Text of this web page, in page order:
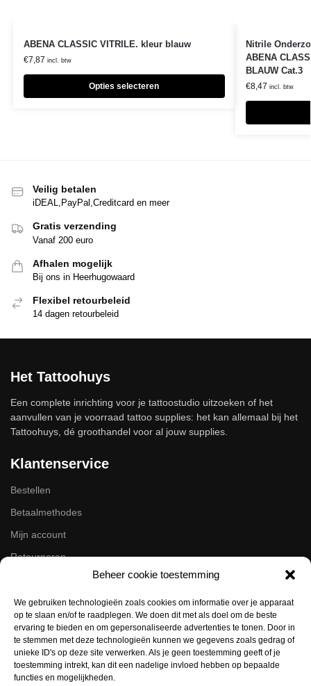
Beheer cookie toestemming
We gebruiken technologieën zoals cookies om informatie over je apparaat
op te slaan en/of te raadplegen. We doen dit met als doel om de beste
ervaring te bieden en om gepersonaliseerde advertenties te tonen. Door in
te stemmen met deze technologieën kunnen we gegevens zoals gedrag of
unieke ID's op deze site verwerken. Als je geen toestemming geeft of je
toestemming intrekt, kan dit een nadelige invloed hebben op bepaalde
functies en mogelijkheden.
ABENA CLASSIC VITRILE. kleur blauw
€7,87 incl. btw
Opties selecteren
Nitrile
ABENA
BLAUW Cat.3
€8,47 incl. btw
Veilig betalen
iDEAL,PayPal,Creditcard en meer
Gratis verzending
Vanaf 200 euro
Afhalen mogelijk
Bij ons in Heerhugowaard
Flexibel retourbeleid
14 dagen retourbeleid
Het Tattoohuys
Een complete inrichting voor je tattoostudio uitzoeken of het
aanvullen van je voorraad tattoo supplies: het kan allemaal bij het
Tattoohuys, dé groothandel voor al jouw supplies.
Klantenservice
Bestellen
Betaalmethodes
Mijn account
Retourneren
Volg ons op de socials
Instagram
Facebook